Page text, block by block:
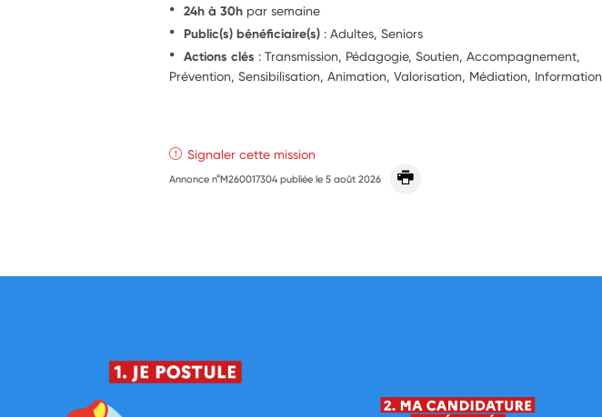
24h à 30h par semaine
Public(s) bénéficiaire(s) : Adultes, Seniors
Actions clés : Transmission, Pédagogie, Soutien, Accompagnement,
Prévention, Sensibilisation, Animation, Valorisation, Médiation, Information
Signaler cette mission
Annonce n°M260017304 publiée le5 août 2026